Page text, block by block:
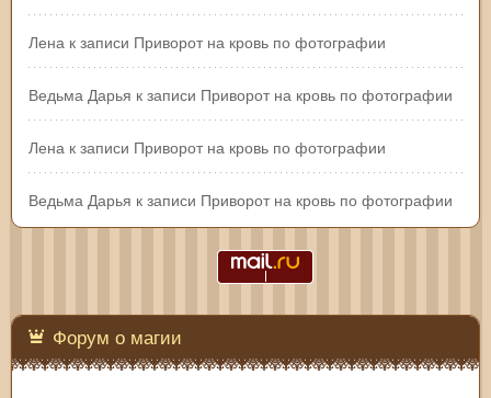
Лена к записи Приворот на кровь по фотографии
Ведьма Дарья к записи Приворот на кровь по фотографии
Лена к записи Приворот на кровь по фотографии
Ведьма Дарья к записи Приворот на кровь по фотографии
Форум о магии